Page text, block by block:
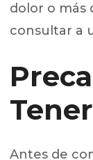
dolor o más
consultar a
Antes de